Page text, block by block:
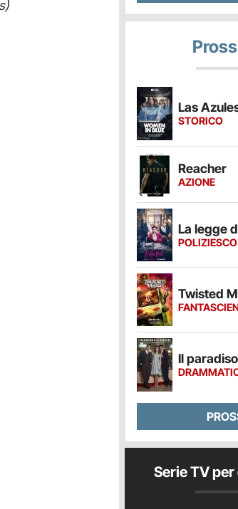
Las
STORICO
Reacher
AZIONE
La legge
POLIZIESCO
Twisted
Il
Serie TV